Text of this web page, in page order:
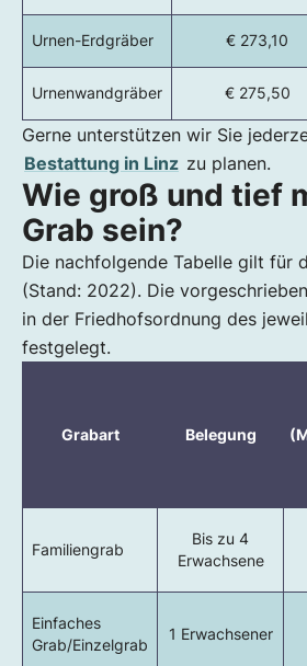
Urnen-Erdgräber € 273,10
Urnenwandgräber € 275,50
Gerne unterstützen wir Sie
Bestattung in Linz zu planen.
Wie groß und tief
Grab sein?
Die nachfolgende Tabelle gilt für
(Stand: 2022). Die
in der Friedhofsordnung des
festgelegt.
Grabart Belegung
Familiengrab
Bis zu 4
Erwachsene
Einfaches
Grab/Einzelgrab
1 Erwachsener